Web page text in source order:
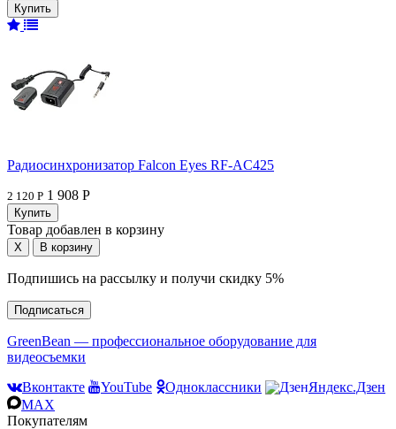
Радиосинхронизатор Falcon Eyes RF-AC425
2 120 Р 1 908 Р
Товар добавлен в корзину
Подпишись на рассылку и получи скидку 5%
Подписаться
GreenBean — профессиональное оборудование для
видеосъемки
Вконтакте
YouTube Одноклассники
Яндекс.Дзен
MAX
Покупателям